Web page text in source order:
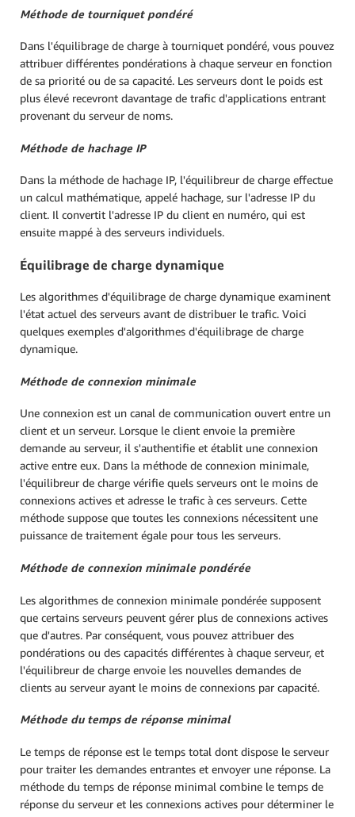
Méthode de tourniquet pondéré
Dans l'équilibrage de charge à tourniquet pondéré, vous pouvez
attribuer différentes pondérations à chaque serveur en fonction
de sa priorité ou de sa capacité. Les serveurs dont le poids est
plus élevé recevront davantage de trafic d'applications entrant
provenant du serveur de noms.
Méthode de hachage IP
Dans la méthode de hachage IP, l'équilibreur de charge effectue
un calcul mathématique, appelé hachage, sur l'adresse IP du
client. Il convertit l'adresse IP du client en numéro, qui est
ensuite mappé à des serveurs individuels.
Équilibrage de charge dynamique
Les algorithmes d'équilibrage de charge dynamique examinent
l'état actuel des serveurs avant de distribuer le trafic. Voici
quelques exemples d'algorithmes d'équilibrage de charge
dynamique.
Méthode de connexion minimale
Une connexion est un canal de communication ouvert entre un
client et un serveur. Lorsque le client envoie la première
demande au serveur, il s'authentifie et établit une connexion
active entre eux. Dans la méthode de connexion minimale,
l'équilibreur de charge vérifie quels serveurs ont le moins de
connexions actives et adresse le trafic à ces serveurs. Cette
méthode suppose que toutes les connexions nécessitent une
puissance de traitement égale pour tous les serveurs.
Méthode de connexion minimale pondérée
Les algorithmes de connexion minimale pondérée supposent
que certains serveurs peuvent gérer plus de connexions actives
que d'autres. Par conséquent, vous pouvez attribuer des
pondérations ou des capacités différentes à chaque serveur, et
l'équilibreur de charge envoie les nouvelles demandes de
clients au serveur ayant le moins de connexions par capacité.
Méthode du temps de réponse minimal
Le temps de réponse est le temps total dont dispose le serveur
pour traiter les demandes entrantes et envoyer une réponse. La
méthode du temps de réponse minimal combine le temps de
réponse du serveur et les connexions actives pour déterminer le